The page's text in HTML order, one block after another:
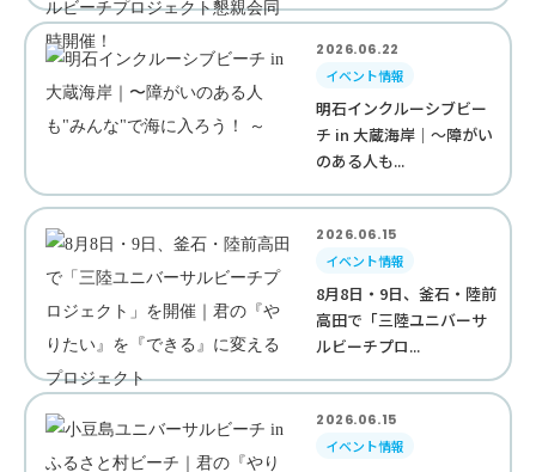
2026.06.22
イベント情報
明石インクルーシブビー
チ in 大蔵海岸｜〜障がい
のある人も...
2026.06.15
イベント情報
8月8日・9日、釜石・陸前
高田で「三陸ユニバーサ
ルビーチプロ...
2026.06.15
イベント情報